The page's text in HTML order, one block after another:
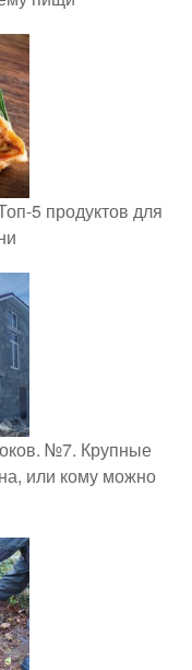
5 продуктов для
№7. Крупные
или кому можно